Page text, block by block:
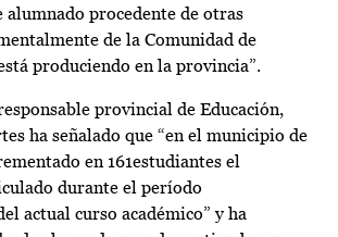
alumnado procedente de otras
de la Comunidad de
produciendo en la provincia”.
provincial de Educación,
ha señalado que “en el municipio de
en 161estudiantes el
durante el período
actual curso académico” y ha